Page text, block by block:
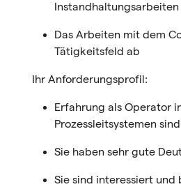
Instandhaltungsarbeiten
Das Arbeiten mit dem
Tätigkeitsfeld ab
Ihr Anforderungsprofil:
Erfahrung als Operator
Prozessleitsystemen
Sie haben sehr gute
Sie sind interessiert